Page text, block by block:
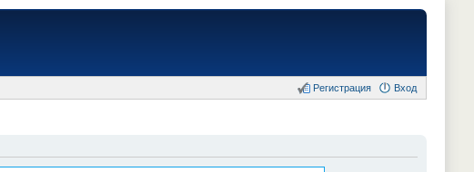
Вход
Регистрация